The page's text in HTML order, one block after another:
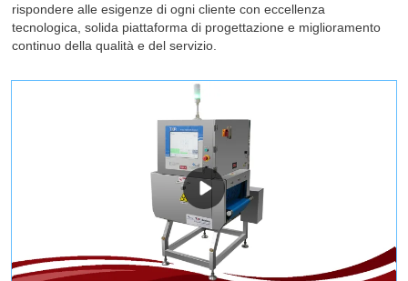
rispondere alle esigenze di ogni cliente con eccellenza
tecnologica, solida piattaforma di progettazione e miglioramento
continuo della qualità e del servizio.